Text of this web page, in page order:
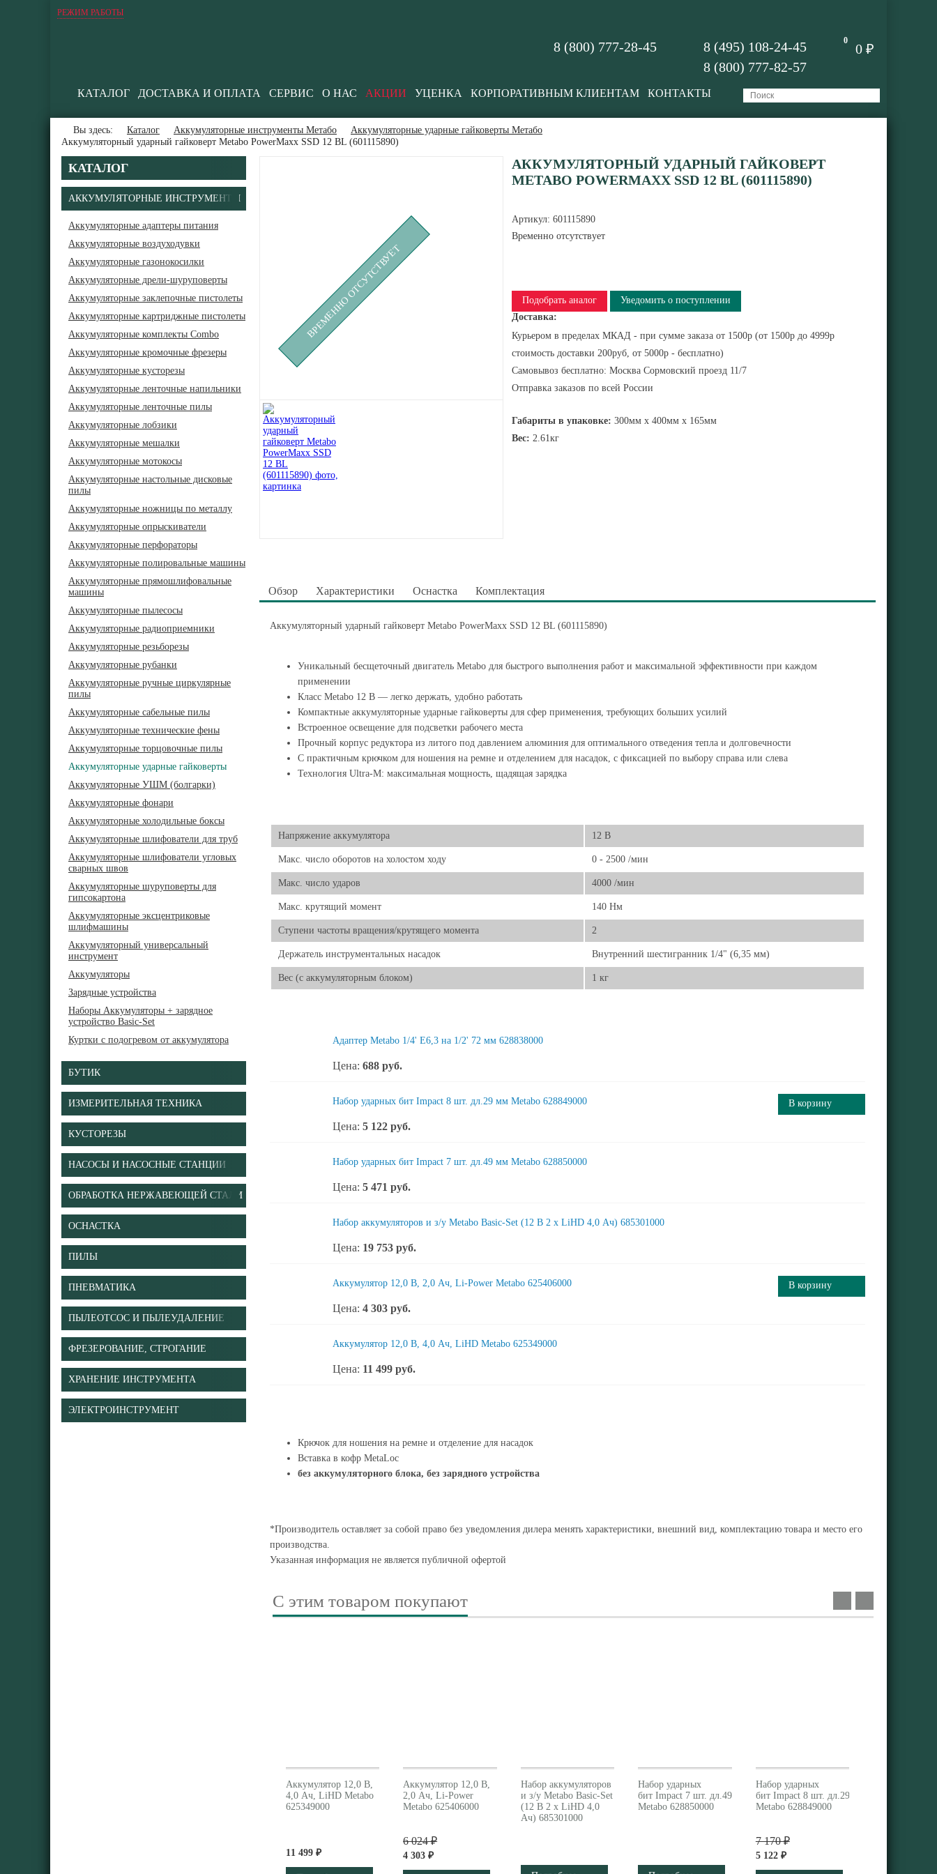
РЕЖИМ РАБОТЫ
0
0 ₽
8 (495) 108-24-45
8 (800) 777-82-57
8 (800) 777-28-45
КАТАЛОГ ДОСТАВКА И ОПЛАТА СЕРВИС О НАС АКЦИИ УЦЕНКА КОРПОРАТИВНЫМ КЛИЕНТАМ КОНТАКТЫ
Вы здесь: Каталог Аккумуляторные инструменты Метабо
Аккумуляторные ударные гайковерты Метабо
Аккумуляторный ударный гайковерт Metabo PowerMaxx SSD 12 BL (601115890)
КАТАЛОГ
АККУМУЛЯТОРНЫЕ ИНСТРУМЕНТЫ
Аккумуляторные адаптеры питания
Аккумуляторные воздуходувки
Аккумуляторные газонокосилки
Аккумуляторные дрели-шуруповерты
Аккумуляторные заклепочные пистолеты
Аккумуляторные картриджные пистолеты
Аккумуляторные комплекты Combo
Аккумуляторные кромочные фрезеры
Аккумуляторные кусторезы
Аккумуляторные ленточные напильники
Аккумуляторные ленточные пилы
Аккумуляторные лобзики
Аккумуляторные мешалки
Аккумуляторные мотокосы
Аккумуляторные настольные дисковые
пилы
Аккумуляторные ножницы по металлу
Аккумуляторные опрыскиватели
Аккумуляторные перфораторы
Аккумуляторные полировальные машины
Аккумуляторные прямошлифовальные
машины
Аккумуляторные пылесосы
Аккумуляторные радиоприемники
Аккумуляторные резьборезы
Аккумуляторные рубанки
Аккумуляторные ручные циркулярные
пилы
Аккумуляторные сабельные пилы
Аккумуляторные технические фены
Аккумуляторные торцовочные пилы
Аккумуляторные ударные гайковерты
Аккумуляторные УШМ (болгарки)
Аккумуляторные фонари
Аккумуляторные холодильные боксы
Аккумуляторные шлифователи для труб
Аккумуляторные шлифователи угловых
сварных швов
Аккумуляторные шуруповерты для
гипсокартона
Аккумуляторные эксцентриковые
шлифмашины
Аккумуляторный универсальный
инструмент
Аккумуляторы
Зарядные устройства
Наборы Аккумуляторы + зарядное
устройство Basic-Set
Куртки с подогревом от аккумулятора
БУТИК
ИЗМЕРИТЕЛЬНАЯ ТЕХНИКА
КУСТОРЕЗЫ
НАСОСЫ И НАСОСНЫЕ СТАНЦИИ
ОБРАБОТКА НЕРЖАВЕЮЩЕЙ СТАЛИ
ОСНАСТКА
ПИЛЫ
ПНЕВМАТИКА
ПЫЛЕОТСОС И ПЫЛЕУДАЛЕНИЕ
ФРЕЗЕРОВАНИЕ, СТРОГАНИЕ
ХРАНЕНИЕ ИНСТРУМЕНТА
ЭЛЕКТРОИНСТРУМЕНТ
ВРЕМЕННО ОТСУТСТВУЕТ
АККУМУЛЯТОРНЫЙ УДАРНЫЙ ГАЙКОВЕРТ
METABO POWERMAXX SSD 12 BL (601115890)
Артикул: 601115890
Временно отсутствует
Подобрать аналог
Уведомить о поступлении
Доставка:
Курьером в пределах МКАД - при сумме заказа от 1500р (от 1500р до 4999р
стоимость доставки 200руб, от 5000р - бесплатно)
Самовывоз бесплатно: Москва Сормовский проезд 11/7
Отправка заказов по всей России
Габариты в упаковке: 300мм x 400мм x 165мм
Вес: 2.61кг
Обзор Характеристики Оснастка Комплектация
Аккумуляторный ударный гайковерт Metabo PowerMaxx SSD 12 BL (601115890)
Уникальный бесщеточный двигатель Metabo для быстрого выполнения работ и максимальной эффективности при каждом
применении
Класс Metabo 12 В — легко держать, удобно работать
Компактные аккумуляторные ударные гайковерты для сфер применения, требующих больших усилий
Встроенное освещение для подсветки рабочего места
Прочный корпус редуктора из литого под давлением алюминия для оптимального отведения тепла и долговечности
С практичным крючком для ношения на ремне и отделением для насадок, с фиксацией по выбору справа или слева
Технология Ultra-M: максимальная мощность, щадящая зарядка
Напряжение аккумулятора 12 В
Макс. число оборотов на холостом ходу 0 - 2500 /мин
Макс. число ударов 4000 /мин
Макс. крутящий момент 140 Нм
Ступени частоты вращения/крутящего момента 2
Держатель инструментальных насадок Внутренний шестигранник 1/4" (6,35 мм)
Вес (с аккумуляторным блоком) 1 кг
Адаптер Metabo 1/4' E6,3 на 1/2' 72 мм 628838000
Цена: 688 руб.
В корзину
Набор ударных бит Impact 8 шт. дл.29 мм Metabo 628849000
Цена: 5 122 руб.
Набор ударных бит Impact 7 шт. дл.49 мм Metabo 628850000
Цена: 5 471 руб.
Набор аккумуляторов и з/у Metabo Basic-Set (12 В 2 x LiHD 4,0 Ач) 685301000
Цена: 19 753 руб.
В корзину
Аккумулятор 12,0 В, 2,0 Aч, Li-Power Metabo 625406000
Цена: 4 303 руб.
Аккумулятор 12,0 В, 4,0 Aч, LiHD Metabo 625349000
Цена: 11 499 руб.
Крючок для ношения на ремне и отделение для насадок
Вставка в кофр MetaLoc
без аккумуляторного блока, без зарядного устройства
*Производитель оставляет за собой право без уведомления дилера менять характеристики, внешний вид, комплектацию товара и место его
производства.
Указанная информация не является публичной офертой
С этим товаром покупают
Аккумулятор 12,0 В,
4,0 Aч, LiHD Metabo
625349000
11 499 ₽
Аккумулятор 12,0 В,
2,0 Aч, Li-Power
Metabo 625406000
6 024 ₽
4 303 ₽
Набор аккумуляторов
и з/у Metabo Basic-Set
(12 В 2 x LiHD 4,0
Ач) 685301000
Набор ударных
бит Impact 7 шт. дл.49 мм
Metabo 628850000
Набор ударных
бит Impact 8 шт. дл.29 мм
Metabo 628849000
7 170 ₽
5 122 ₽